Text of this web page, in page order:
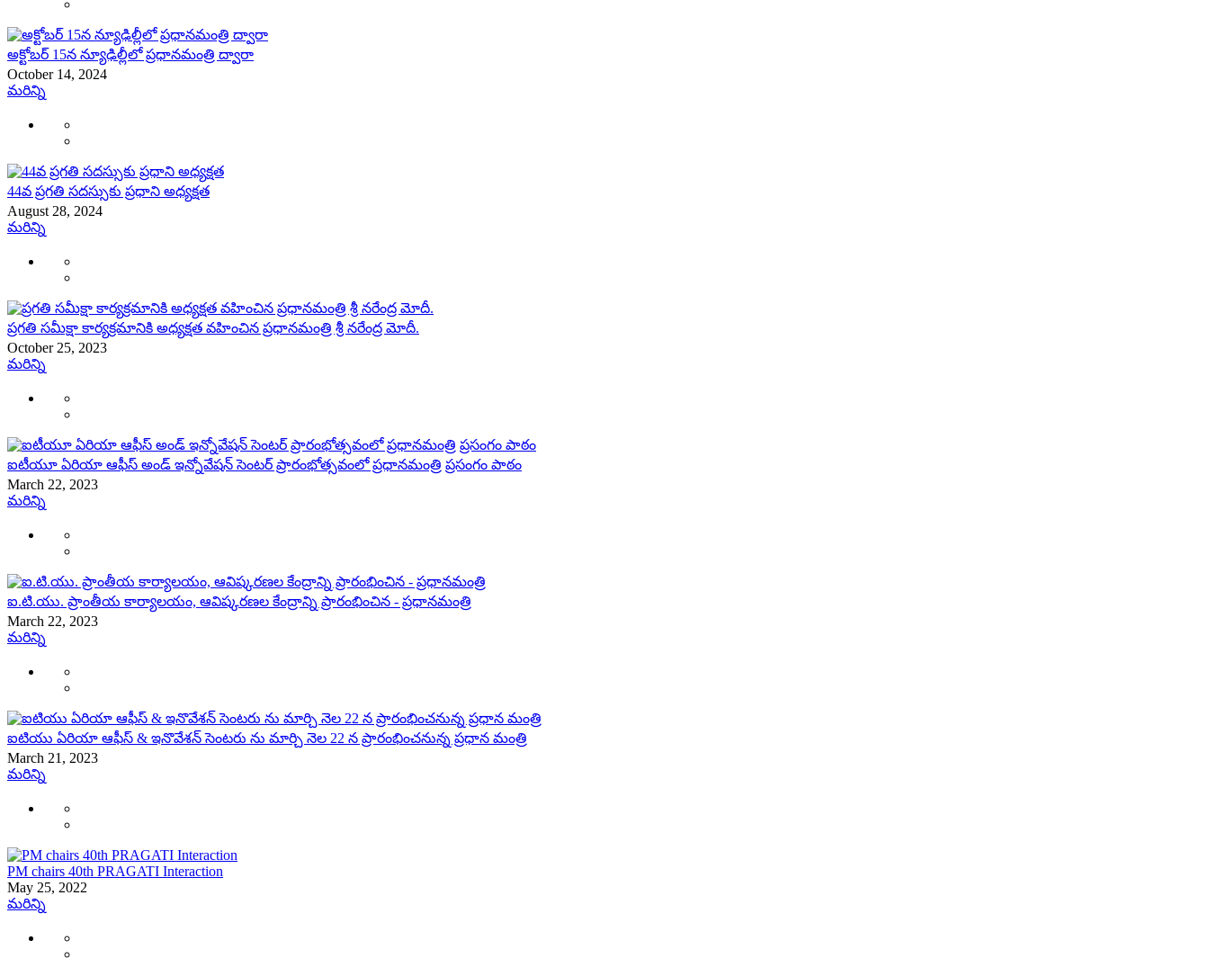
అక్టోబర్ 15న న్యూఢిల్లీలో ప్రధానమంత్రి ద్వారా
October 14, 2024
మరిన్ని
44వ ప్రగతి సదస్సుకు ప్రధాని అధ్యక్షత
August 28, 2024
మరిన్ని
ప్రగతి సమీక్షా కార్యక్రమానికి అధ్యక్షత వహించిన ప్రధానమంత్రి శ్రీ నరేంద్ర మోదీ.
October 25, 2023
మరిన్ని
ఐటీయూ ఏరియా ఆఫీస్ అండ్ ఇన్నోవేషన్ సెంటర్ ప్రారంభోత్సవంలో ప్రధానమంత్రి ప్రసంగం పాఠం
March 22, 2023
మరిన్ని
ఐ.టి.యు. ప్రాంతీయ కార్యాలయం, ఆవిష్కరణల కేంద్రాన్ని ప్రారంభించిన - ప్రధానమంత్రి
March 22, 2023
మరిన్ని
ఐటియు ఏరియా ఆఫీస్ & ఇనొవేశన్ సెంటరు ను మార్చి నెల 22 న ప్రారంభించనున్న ప్రధాన మంత్రి
March 21, 2023
మరిన్ని
PM chairs 40th PRAGATI Interaction
May 25, 2022
మరిన్ని